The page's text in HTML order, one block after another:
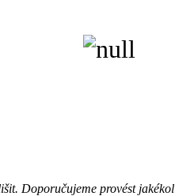
Doporučujeme provést